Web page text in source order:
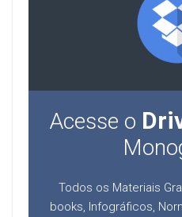
Acesse o
Todos os Materiais
books, Infográficos,